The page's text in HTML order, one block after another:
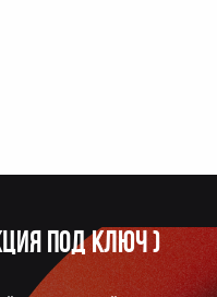
под ключ)